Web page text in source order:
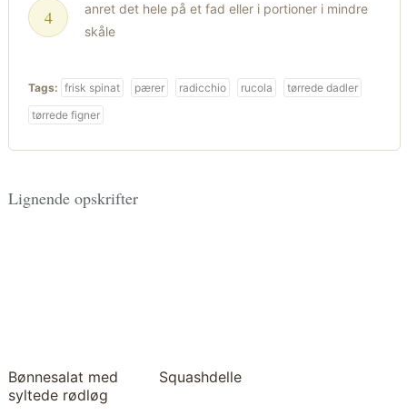
anret det hele på et fad eller i portioner i mindre
skåle
Tags: frisk spinat pærer radicchio rucola
tørrede dadler
tørrede figner
Lignende opskrifter
Bønnesalat med
syltede rødløg
Squashdelle